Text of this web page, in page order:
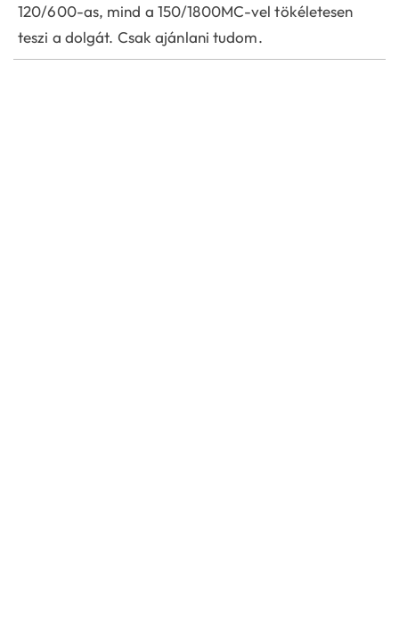
120/600-as, mind a 150/1800MC-vel tökéletesen
teszi a dolgát. Csak ajánlani tudom.